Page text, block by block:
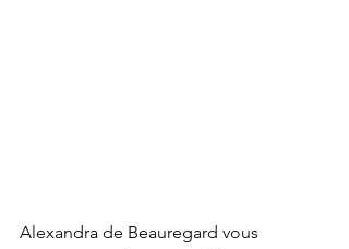
Alexandra de Beauregard vous